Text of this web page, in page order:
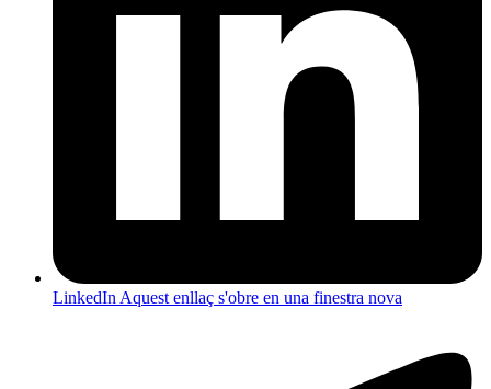
LinkedIn Aquest enllaç s'obre en una finestra nova